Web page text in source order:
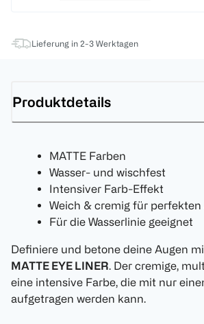
Lieferung in 2-3 Werktagen
Produktdetails
MATTE Farben
Wasser- und wischfest
Intensiver Farb-Effekt
Weich & cremig für
Für die Wasserlinie geeignet
Definiere und betone deine Augen
MATTE EYE LINER. Der cremige,
eine intensive Farbe, die mit nur
aufgetragen werden kann.